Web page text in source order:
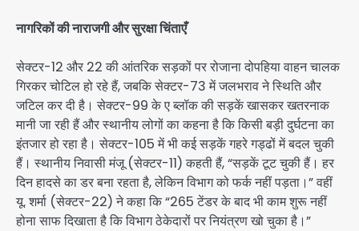
नागरिकों की नाराजगी और सुरक्षा चिंताएँ
सेक्टर-12 और 22 की आंतरिक सड़कों पर रोजाना दोपहिया वाहन चालक
गिरकर चोटिल हो रहे हैं, जबकि सेक्टर-73 में जलभराव ने स्थिति और
जटिल कर दी है। सेक्टर-99 के ए ब्लॉक की सड़कें खासकर खतरनाक
मानी जा रही हैं और स्थानीय लोगों का कहना है कि किसी बड़ी दुर्घटना का
इंतजार हो रहा है। सेक्टर-105 में भी कई सड़कें गहरे गड्ढों में बदल चुकी
हैं। स्थानीय निवासी मंजू (सेक्टर-11) कहती हैं, “सड़कें टूट चुकी हैं। हर
दिन हादसे का डर बना रहता है, लेकिन विभाग को फर्क नहीं पड़ता।” वहीं
यू. शर्मा (सेक्टर-22) ने कहा कि “265 टेंडर के बाद भी काम शुरू नहीं
होना साफ दिखाता है कि विभाग ठेकेदारों पर नियंत्रण खो चुका है।”